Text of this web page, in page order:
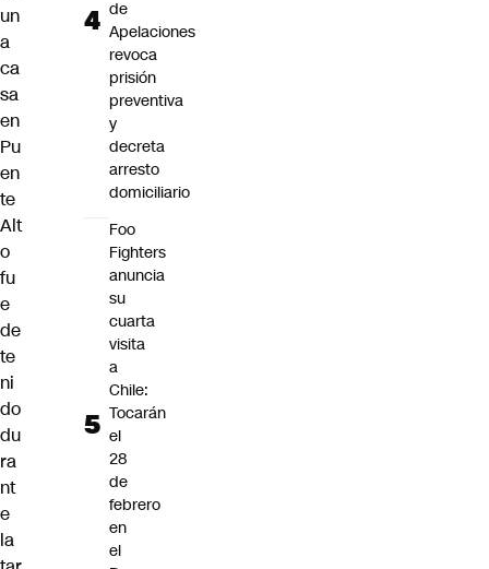
un
a
ca
sa
en
Pu
en
te
Alt
o
fu
e
de
te
ni
do
du
ra
nt
e
la
de
Apelaciones
revoca
prisión
preventiva
y
decreta
arresto
domiciliario
Foo
Fighters
anuncia
su
cuarta
visita
a
Chile:
Tocarán
el
28
de
febrero
en
el